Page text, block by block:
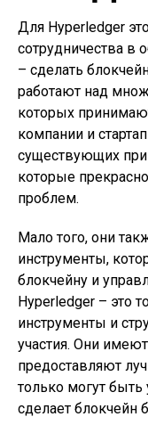
Для Hyperledger
сотрудничества в
– сделать
работают над
которых
компании и
существующих
которые
проблем.
Мало того, они
инструменты,
блокчейну и
Hyperledger – это
инструменты и
участия. Они
предоставляют
только могут быть
сделает блокчейн